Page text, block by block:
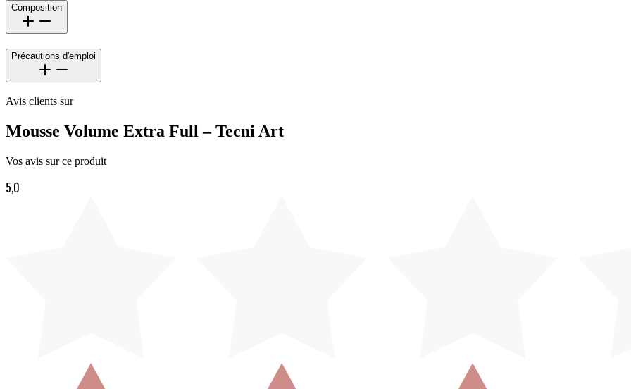
Composition
Précautions d'emploi
Avis clients sur
Mousse Volume Extra Full – Tecni Art
Vos avis sur ce produit
5,0